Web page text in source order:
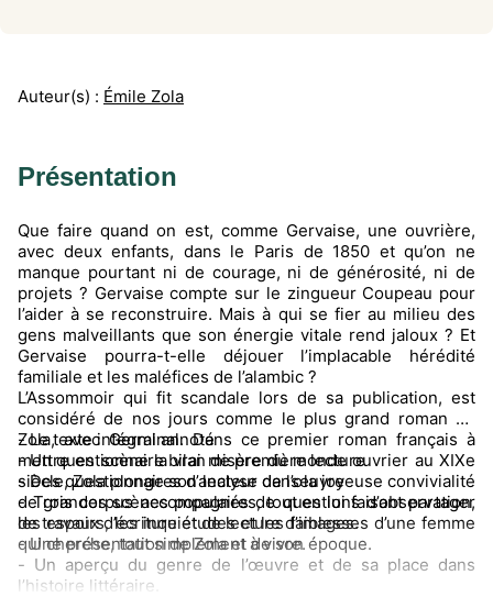
Auteur(s) : Émile Zola
Présentation
Que faire quand on est, comme Gervaise, une ouvrière,
avec deux enfants, dans le Paris de 1850 et qu’on ne
manque pourtant ni de courage, ni de générosité, ni de
projets ? Gervaise compte sur le zingueur Coupeau pour
l’aider à se reconstruire. Mais à qui se fier au milieu des
gens malveillants que son énergie vitale rend jaloux ? Et
Gervaise pourra-t-elle déjouer l’implacable hérédité
familiale et les maléfices de l’alambic ?
L’Assommoir qui fit scandale lors de sa publication, est
considéré de nos jours comme le plus grand roman de
Zola, avec Germinal. Dans ce premier roman français à
mettre en scène la vrai misère du monde ouvrier au XIXe
siècle, Zola plonge son lecteur dans la joyeuse convivialité
de grandes scènes populaires, tout en lui faisant partager
les espoirs, les inquiétudes et les faiblesses d’une femme
qui cherche, tout simplement à vivre.
- Le texte intégral annoté
- Un questionnaire bilan de première lecture
- Des questionnaires d’analyse de l’œuvre
- Trois corpus accompagnés de questions d’observation,
de travaux d’écriture et de lecture d’images.
- Une présentation de Zola et de son époque.
- Un aperçu du genre de l’œuvre et de sa place dans
l’histoire littéraire.